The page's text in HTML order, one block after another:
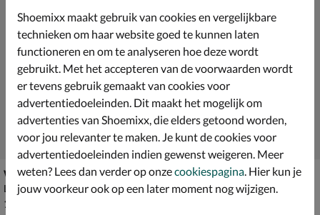
Waldläufer Janka
Lage sneakers - beige
€ 149,99
149
Waldläufer Vicky-H
Lage sneakers - beige
Shoemixx maakt gebruik van cookies en vergelijkbare
technieken om haar website goed te kunnen laten
functioneren en om te analyseren hoe deze wordt
gebruikt. Met het accepteren van de voorwaarden wordt
er tevens gebruik gemaakt van cookies voor
advertentiedoeleinden. Dit maakt het mogelijk om
advertenties van Shoemixx, die elders getoond worden,
voor jou relevanter te maken. Je kunt de cookies voor
advertentiedoeleinden indien gewenst weigeren. Meer
weten? Lees dan verder op onzecookiespagina . Hier kun je
jouw voorkeur ook op een later moment nog wijzigen.